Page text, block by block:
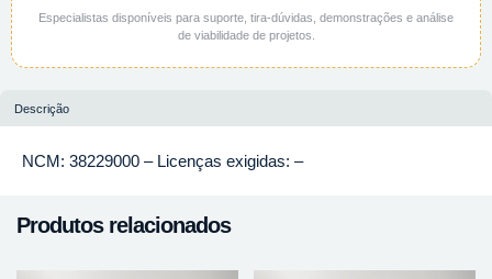
Especialistas disponíveis para suporte, tira-dúvidas, demonstrações e análise
de viabilidade de projetos.
Descrição
NCM: 38229000 – Licenças exigidas: –
Produtos relacionados